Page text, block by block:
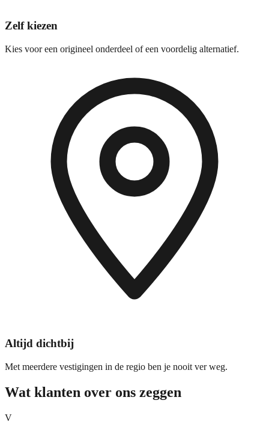
Zelf kiezen
Kies voor een origineel onderdeel of een voordelig alternatief.
Altijd dichtbij
Met meerdere vestigingen in de regio ben je nooit ver weg.
Wat klanten over ons zeggen
V